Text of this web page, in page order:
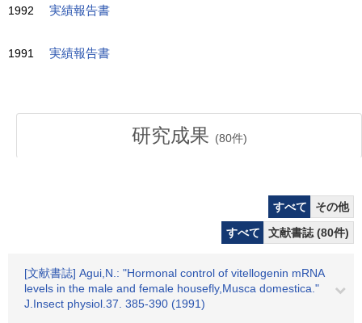
1992 実績報告書
1991 実績報告書
研究成果 (80件)
すべて
その他
すべて
文献書誌 (80件)
[文献書誌] Agui,N.: "Hormonal control of vitellogenin mRNA
levels in the male and female housefly,Musca domestica."
J.Insect physiol.37. 385-390 (1991)